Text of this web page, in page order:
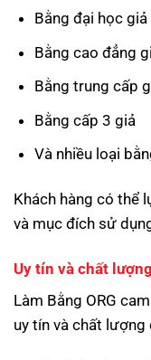
Bằng đại học giả
Bằng cao đẳng
Bằng trung cấp
Bằng cấp 3 giả
Và nhiều loại
Khách hàng có thể
và mục đích sử
Uy tín và chất lượng
Làm Bằng ORG
uy tín và chất lượng